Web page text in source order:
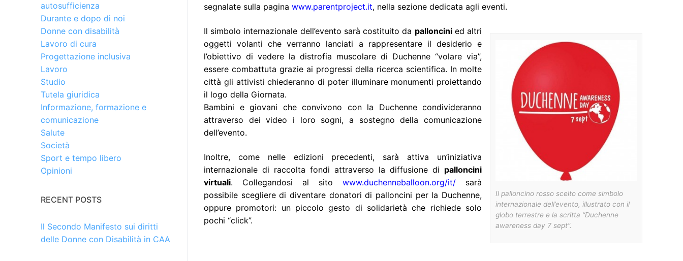
segnalate sulla pagina www.parentproject.it, nella sezione dedicata agli eventi.
Il palloncino rosso scelto come simbolo
internazionale dell’evento, illustrato con il
globo terrestre e la scritta “Duchenne
awareness day 7 sept”.
Il simbolo internazionale dell’evento sarà costituito da palloncinied altri
oggetti volanti che verranno lanciati a rappresentare il desiderio e
l’obiettivo di vedere la distrofia muscolare di Duchenne “volare via”,
essere combattuta grazie ai progressi della ricerca scientifica. In molte
città gli attivisti chiederanno di poter illuminare monumenti proiettando
il logo della Giornata.
Bambini e giovani che convivono con la Duchenne condivideranno
attraverso dei video i loro sogni, a sostegno della comunicazione
dell’evento.
Inoltre, come nelle edizioni precedenti, sarà attiva un’iniziativa
internazionale di raccolta fondi attraverso la diffusione di palloncini
virtuali. Collegandosi al sito www.duchenneballoon.org/it/ sarà
possibile scegliere di diventare donatori di palloncini per la Duchenne,
oppure promotori: un piccolo gesto di solidarietà che richiede solo
pochi “click”.
autosufficienza
Durante e dopo di noi
Donne con disabilità
Lavoro di cura
Progettazione inclusiva
Lavoro
Studio
Tutela giuridica
Informazione, formazione e
comunicazione
Salute
Società
Sport e tempo libero
Opinioni
RECENT POSTS
Il Secondo Manifesto sui diritti
delle Donne con Disabilità in CAA